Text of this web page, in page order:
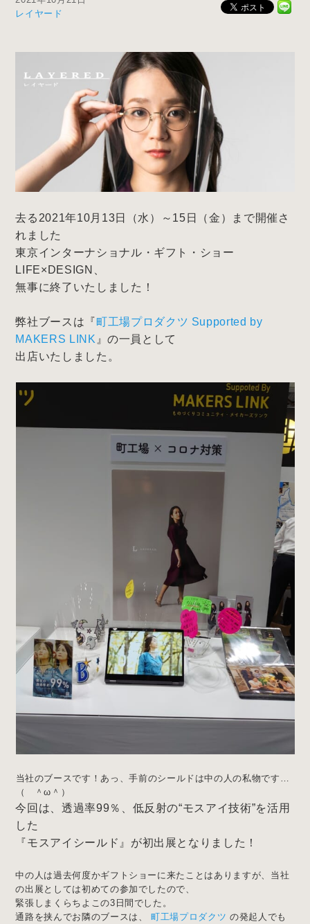
レイヤード
去る2021年10月13日（水）～15日（金）まで開催さ
れました
東京インターナショナル・ギフト・ショー
LIFE×DESIGN、
無事に終了いたしました！
弊社ブースは『町工場プロダクツ Supported by
MAKERS LINK 』の一員として
出店いたしました。
当社のブースです！あっ、手前のシールドは中の人の私物です…
（ ＾ω＾）
今回は、透過率99％、低反射の“モスアイ技術”を活用
した
『モスアイシールド』が初出展となりました！
中の人は過去何度かギフトショーに来たことはありますが、当社
の出展としては初めての参加でしたので、
緊張しまくらちよこの3日間でした。
通路を挟んでお隣のブースは、町工場プロダクツ の発起人でも